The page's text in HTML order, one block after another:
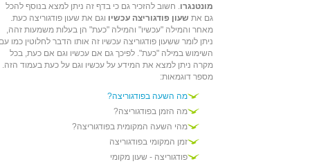
מונטנגרו. חשוב להזכיר גם כי בדף זה ניתן למצא בנוסף להכל
גם את שעון פודגוריצה עכשיו וגם את שעון פודגוריצה כעת.
מאחר והמילה "עכשיו" והמילה "כעת" הן בעלות משמעות זהה,
ניתן לומר ששעון פודגוריצה עכשיו זה אותו הדבר לחלוטין כמו
השימוש במילה "כעת". לפיכך גם אם עכשיו וגם אם כעת, בכל
מקרה ניתן למצא את המידע על עכשיו וגם על כעת בעמוד הזה.
מספר דוגמאות:
מה השעה בפודגוריצה?
מה הזמן בפודגוריצה?
מהי השעה המקומית בפודגוריצה?
זמן המקומי בפודגוריצה
פודגוריצה - שעון מקומי